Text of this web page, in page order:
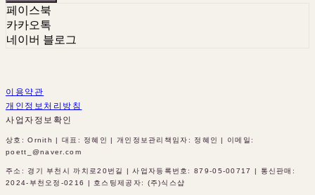
페이스북
카카오톡
네이버 블로그
이용약관
개인정보처리방침
사업자정보확인
상호: Ornith | 대표: 정혜인 | 개인정보관리책임자: 정혜인 | 이메일:
poett_@naver.com
주소: 경기 부천시 까치로20번길 | 사업자등록번호:879-05-00717
| 통신판매:
2024-부천오정-0216
| 호스팅제공자: (주)식스샵